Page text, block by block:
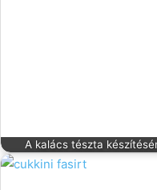
A kalács tészta